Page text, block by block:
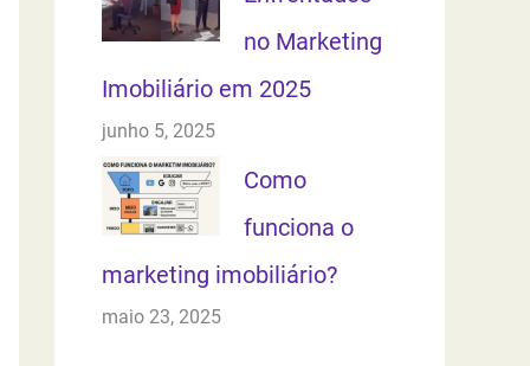
no Marketing
Imobiliário em 2025
junho 5, 2025
Como
funciona o
marketing imobiliário?
maio 23, 2025